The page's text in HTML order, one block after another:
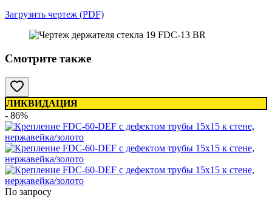
Загрузить чертеж (PDF)
Смотрите также
ЛИКВИДАЦИЯ
- 86%
По запросу